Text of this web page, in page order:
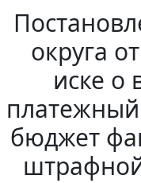
округа
иске о
бюджет